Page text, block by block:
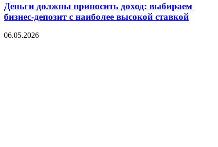
Деньги должны приносить доход: выбираем
бизнес-депозит с наиболее высокой ставкой
06.05.2026